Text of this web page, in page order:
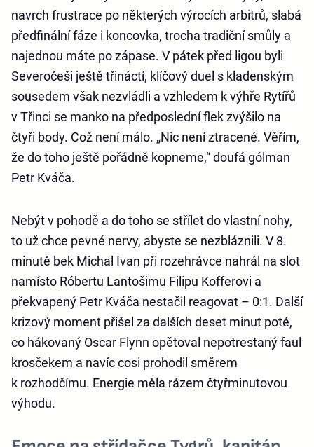
navrch frustrace po některých výrocích arbitrů, slabá
předfinální fáze i koncovka, trocha tradiční smůly a
najednou máte po zápase. V pátek před ligou byli
Severočeši ještě třináctí, klíčový duel s kladenským
sousedem však nezvládli a vzhledem k výhře Rytířů
v Třinci se manko na předposlední flek zvýšilo na
čtyři body. Což není málo. „Nic není ztracené. Věřím,
že do toho ještě pořádně kopneme,“ doufá gólman
Petr Kváča.
Nebýt v pohodě a do toho se střílet do vlastní nohy,
to už chce pevné nervy, abyste se nezbláznili. V 8.
minutě bek Michal Ivan při rozehrávce nahrál na slot
namísto Róbertu Lantošimu Filipu Kofferovi a
překvapený Petr Kváča nestačil reagovat – 0:1. Další
krizový moment přišel za dalších deset minut poté,
co hákovaný Oscar Flynn opětoval nepotrestaný faul
krosčekem a navíc cosi prohodil směrem
k rozhodčímu. Energie měla rázem čtyřminutovou
výhodu.